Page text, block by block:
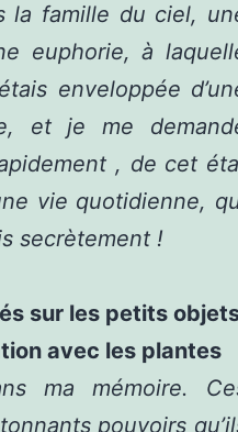
la famille du ciel,
euphorie, à
enveloppée
et je me
, de cet
vie quotidienne,
secrètement !
sur les petits
avec les plantes
ma mémoire.
pouvoirs